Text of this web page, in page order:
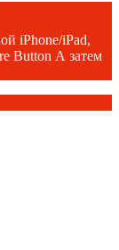
iPhone/iPad,
А затем